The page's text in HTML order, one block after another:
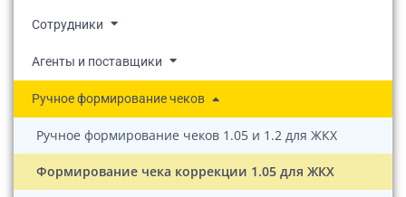
Сотрудники
Агенты и поставщики
Ручное формирование чеков
Ручное формирование чеков 1.05 и 1.2 для ЖКХ
Формирование чека коррекции 1.05 для ЖКХ